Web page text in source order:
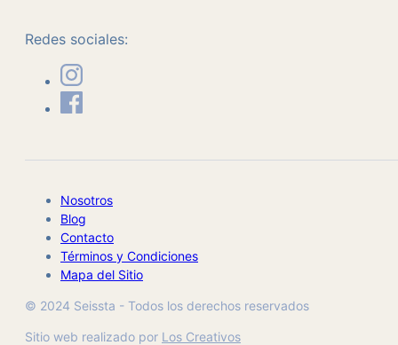
Redes sociales:
Nosotros
Blog
Contacto
Términos y Condiciones
Mapa del Sitio
© 2024 Seissta - Todos los derechos reservados
Sitio web realizado por Los Creativos